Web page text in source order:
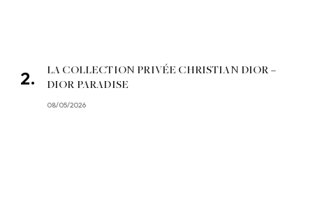
LA COLLECTION PRIVÉE CHRISTIAN DIOR –
DIOR PARADISE
08/05/2026